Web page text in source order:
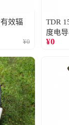
效辐
¥0
TDR
度电
¥0